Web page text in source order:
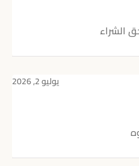
الشراء
يوليو 2, 2026